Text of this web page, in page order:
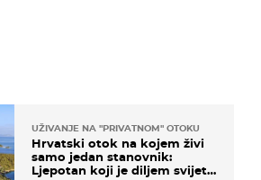
UŽIVANJE NA "PRIVATNOM" OTOKU
Hrvatski otok na kojem živi
samo jedan stanovnik:
Ljepotan koji je diljem svijeta